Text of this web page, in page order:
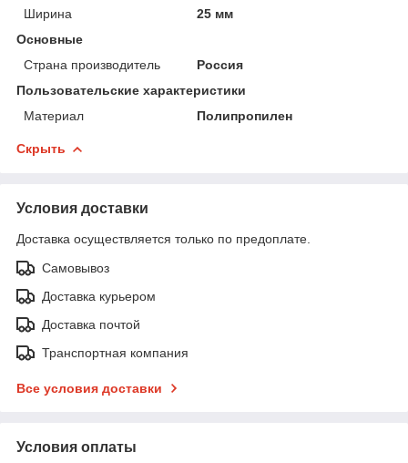
Ширина
25 мм
Основные
Страна производитель
Россия
Пользовательские характеристики
Материал
Полипропилен
Скрыть
Условия доставки
Доставка осуществляется только по предоплате.
Самовывоз
Доставка курьером
Доставка почтой
Транспортная компания
Все условия доставки
Условия оплаты